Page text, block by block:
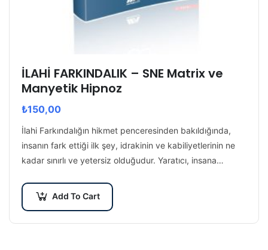
İLAHİ FARKINDALIK – SNE Matrix ve
Manyetik Hipnoz
₺150,00
İlahi Farkındalığın hikmet penceresinden bakıldığında,
insanın fark ettiği ilk şey, idrakinin ve kabiliyetlerinin ne
kadar sınırlı ve yetersiz olduğudur. Yaratıcı, insana
Add To Cart